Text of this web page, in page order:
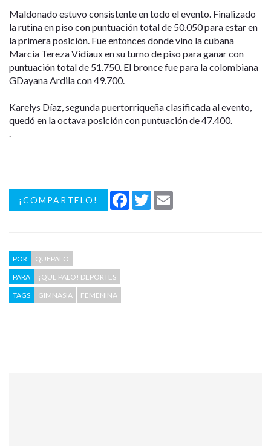
Maldonado estuvo consistente en todo el evento. Finalizado
la rutina en piso con puntuación total de 50.050 para estar en
la primera posición. Fue entonces donde vino la cubana
Marcia Tereza Vidiaux en su turno de piso para ganar con
puntuación total de 51.750. El bronce fue para la colombiana
GDayana Ardila con 49.700.
Karelys Díaz, segunda puertorriqueña clasificada al evento,
quedó en la octava posición con puntuación de 47.400.
¡COMPARTELO! Facebook
Twitter
POR
QUEPALO
PARA
¡QUE PALO! DEPORTES
TAGS
GIMNASIA FEMENINA